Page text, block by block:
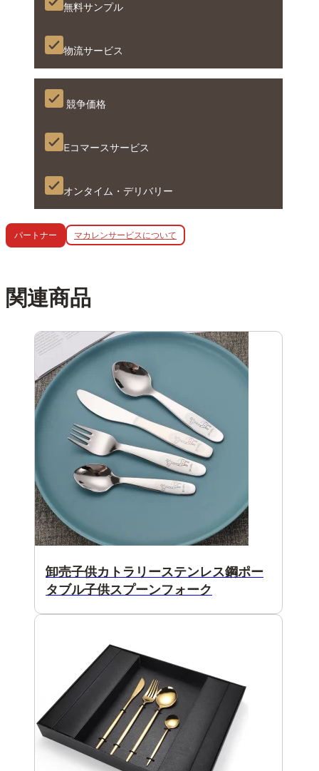
無料サンプル
物流サービス
競争価格
Eコマースサービス
オンタイム・デリバリー
パートナー マカレンサービスについて
関連商品
卸売子供カトラリーステンレス鋼ポー
タブル子供スプーンフォーク